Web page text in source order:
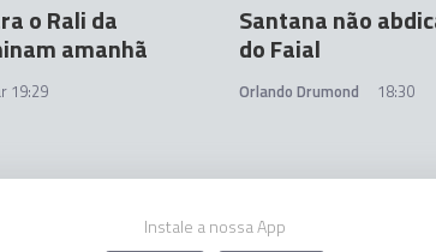
o Rali da
amanhã
19:29
Santana não
do Faial
Orlando Drumond 18:30
Instale a nossa App